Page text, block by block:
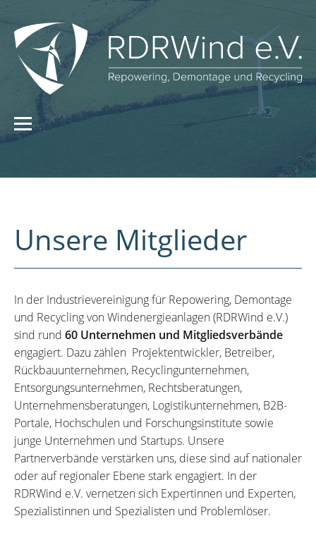
Unsere Mitglieder
In der Industrievereinigung für Repowering, Demontage
und Recycling von Windenergieanlagen (RDRWind e.V.)
sind rund 60 Unternehmen und Mitgliedsverbände
engagiert. Dazu zählen Projektentwickler, Betreiber,
Rückbauunternehmen, Recyclingunternehmen,
Entsorgungsunternehmen, Rechtsberatungen,
Unternehmensberatungen, Logistikunternehmen, B2B-
Portale, Hochschulen und Forschungsinstitute sowie
junge Unternehmen und Startups. Unsere
Partnerverbände verstärken uns, diese sind auf nationaler
oder auf regionaler Ebene stark engagiert. In der
RDRWind e.V. vernetzen sich Expertinnen und Experten,
Spezialistinnen und Spezialisten und Problemlöser.